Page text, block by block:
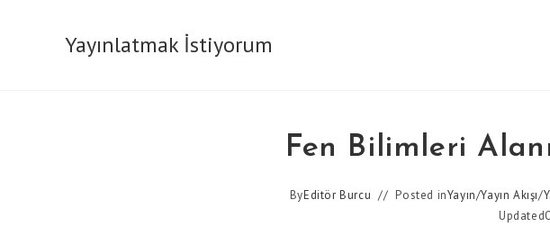
Yayınlatmak İstiyorum
Fen Bilimleri
ByEditör Burcu Posted inYayın/Yayın Akışı/
Updated